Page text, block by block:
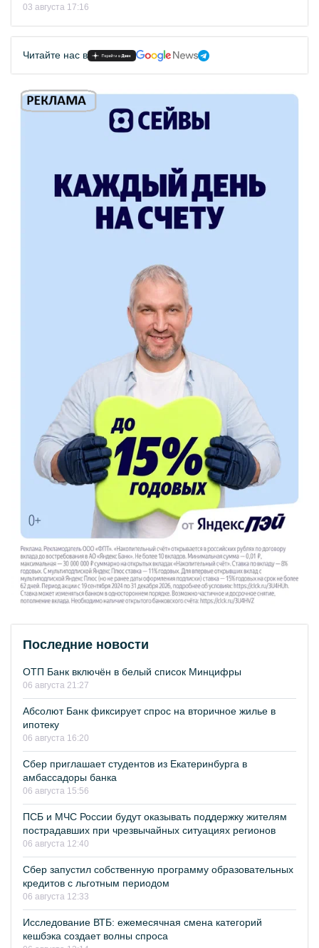
03 августа 17:16
Читайте нас в
Последние новости
ОТП Банк включён в белый список Минцифры
06 августа 21:27
Абсолют Банк фиксирует спрос на вторичное жилье в
ипотеку
06 августа 16:20
Сбер приглашает студентов из Екатеринбурга в
амбассадоры банка
06 августа 15:56
ПСБ и МЧС России будут оказывать поддержку жителям
пострадавших при чрезвычайных ситуациях регионов
06 августа 12:40
Сбер запустил собственную программу образовательных
кредитов с льготным периодом
06 августа 12:33
Исследование ВТБ: ежемесячная смена категорий
кешбэка создает волны спроса